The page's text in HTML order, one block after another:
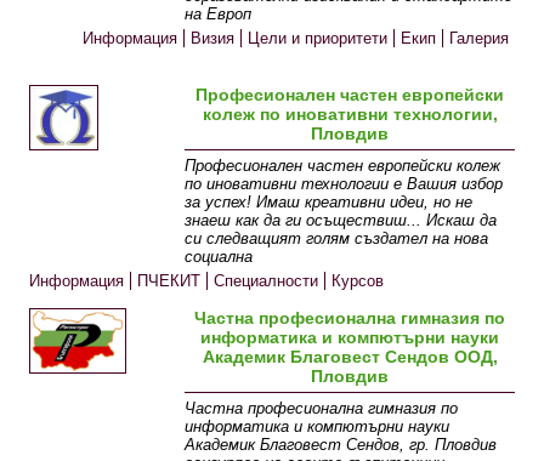
на Европ
Информация
Визия Цели и приоритети Екип Галерия
Професионален частен европейски
колеж по иновативни технологии,
Пловдив
Професионален частен европейски колеж
по иновативни технологии е Вашия избор
за успех! Имаш креативни идеи, но не
знаеш как да ги осъществиш... Искаш да
си следващият голям създател на нова
социална
Информация
ПЧЕКИТ Специалности
Курсов
Частна професионална гимназия по
информатика и компютърни науки
Академик Благовест Сендов ООД,
Пловдив
Частна професионална гимназия по
информатика и компютърни науки
Академик Благовест Сендов, гр. Пловдив